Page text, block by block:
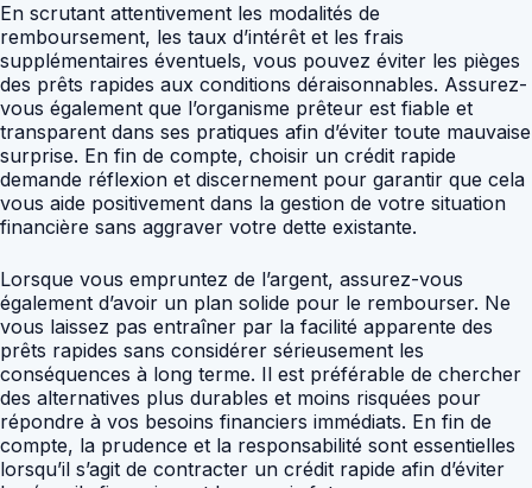
En scrutant attentivement les modalités de
remboursement, les taux d’intérêt et les frais
supplémentaires éventuels, vous pouvez éviter les pièges
des prêts rapides aux conditions déraisonnables. Assurez-
vous également que l’organisme prêteur est fiable et
transparent dans ses pratiques afin d’éviter toute mauvaise
surprise. En fin de compte, choisir un crédit rapide
demande réflexion et discernement pour garantir que cela
vous aide positivement dans la gestion de votre situation
financière sans aggraver votre dette existante.
Lorsque vous empruntez de l’argent, assurez-vous
également d’avoir un plan solide pour le rembourser. Ne
vous laissez pas entraîner par la facilité apparente des
prêts rapides sans considérer sérieusement les
conséquences à long terme. Il est préférable de chercher
des alternatives plus durables et moins risquées pour
répondre à vos besoins financiers immédiats. En fin de
compte, la prudence et la responsabilité sont essentielles
lorsqu’il s’agit de contracter un crédit rapide afin d’éviter